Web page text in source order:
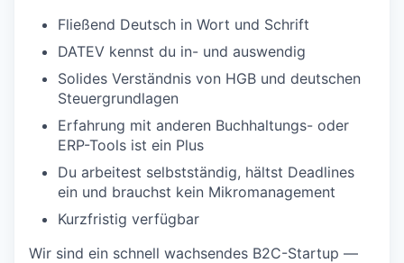
Fließend Deutsch in Wort und Schrift
DATEV kennst du in- und auswendig
Solides Verständnis von HGB und deutschen
Steuergrundlagen
Erfahrung mit anderen Buchhaltungs- oder
ERP-Tools ist ein Plus
Du arbeitest selbstständig, hältst Deadlines
ein und brauchst kein Mikromanagement
Kurzfristig verfügbar
Wir sind ein schnell wachsendes B2C-Startup —